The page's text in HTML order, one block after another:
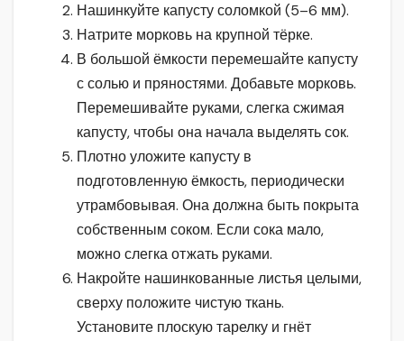
Нашинкуйте капусту соломкой (5–6 мм).
Натрите морковь на крупной тёрке.
В большой ёмкости перемешайте капусту
с солью и пряностями. Добавьте морковь.
Перемешивайте руками, слегка сжимая
капусту, чтобы она начала выделять сок.
Плотно уложите капусту в
подготовленную ёмкость, периодически
утрамбовывая. Она должна быть покрыта
собственным соком. Если сока мало,
можно слегка отжать руками.
Накройте нашинкованные листья целыми,
сверху положите чистую ткань.
Установите плоскую тарелку и гнёт